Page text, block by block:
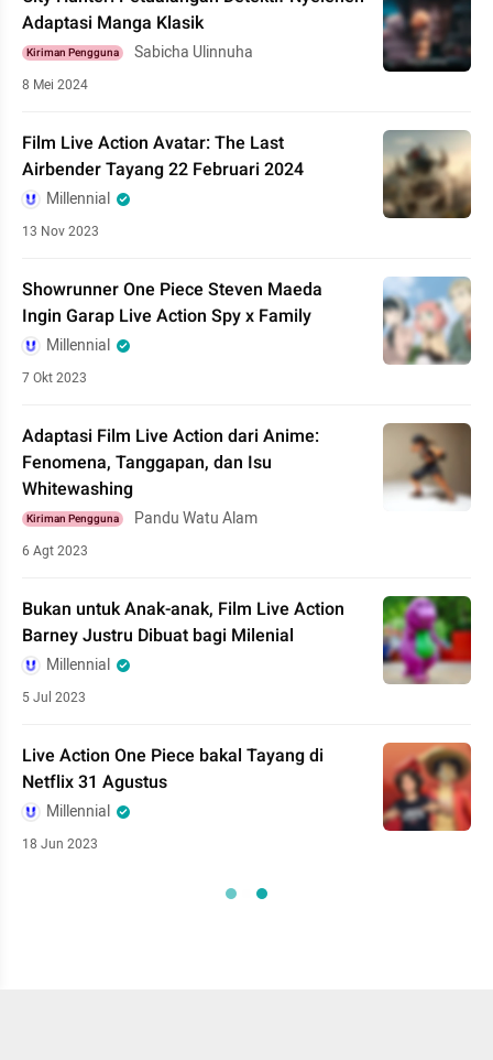
Adaptasi Manga Klasik
Kiriman Pengguna Sabicha Ulinnuha
8 Mei 2024
Film Live Action Avatar: The Last
Airbender Tayang 22 Februari 2024
Millennial
13 Nov 2023
Showrunner One Piece Steven Maeda
Ingin Garap Live Action Spy x Family
Millennial
7 Okt 2023
Adaptasi Film Live Action dari Anime:
Fenomena, Tanggapan, dan Isu
Whitewashing
Kiriman Pengguna Pandu Watu Alam
6 Agt 2023
Bukan untuk Anak-anak, Film Live Action
Barney Justru Dibuat bagi Milenial
Millennial
5 Jul 2023
Live Action One Piece bakal Tayang di
Netflix 31 Agustus
Millennial
18 Jun 2023